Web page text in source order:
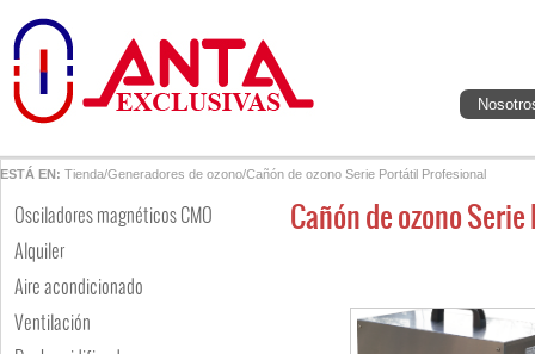
ESTÁ EN: Tienda/Generadores de ozono/Cañón de ozono Serie Portátil Profesional
Osciladores magnéticos CMO
Alquiler
Aire acondicionado
Ventilación
Cañón de ozono